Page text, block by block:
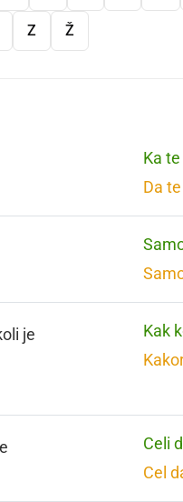
Z Ž
Ka
Da
je
Kak
Celi
Cel